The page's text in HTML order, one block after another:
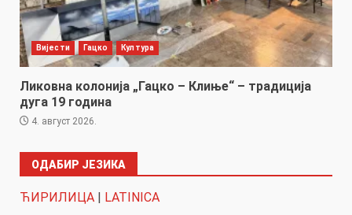
Вијести Гацко Култура
Ликовна колонија „Гацко – Клиње“ – традиција
дуга 19 година
4. август 2026.
ОДАБИР ЈЕЗИКА
ЋИРИЛИЦА | LATINICA